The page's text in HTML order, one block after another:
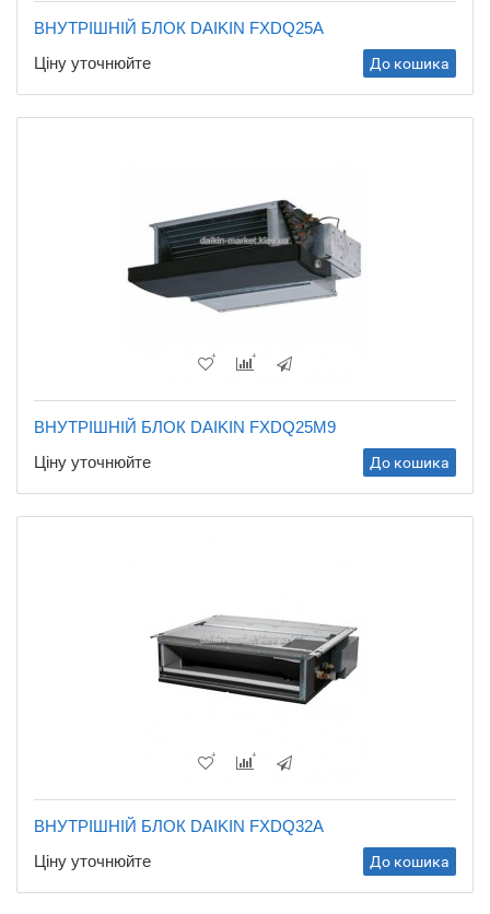
ВНУТРІШНІЙ БЛОК DAIKIN FXDQ25A
Ціну уточнюйте
До кошика
ВНУТРІШНІЙ БЛОК DAIKIN FXDQ25M9
Ціну уточнюйте
До кошика
ВНУТРІШНІЙ БЛОК DAIKIN FXDQ32A
Ціну уточнюйте
До кошика